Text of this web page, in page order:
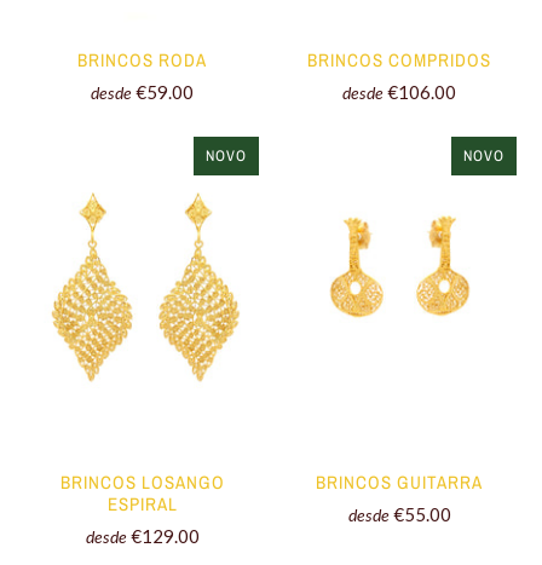
BRINCOS RODA
desde €59.00
BRINCOS COMPRIDOS
desde €106.00
NOVO
BRINCOS LOSANGO
ESPIRAL
desde €129.00
NOVO
BRINCOS GUITARRA
desde €55.00